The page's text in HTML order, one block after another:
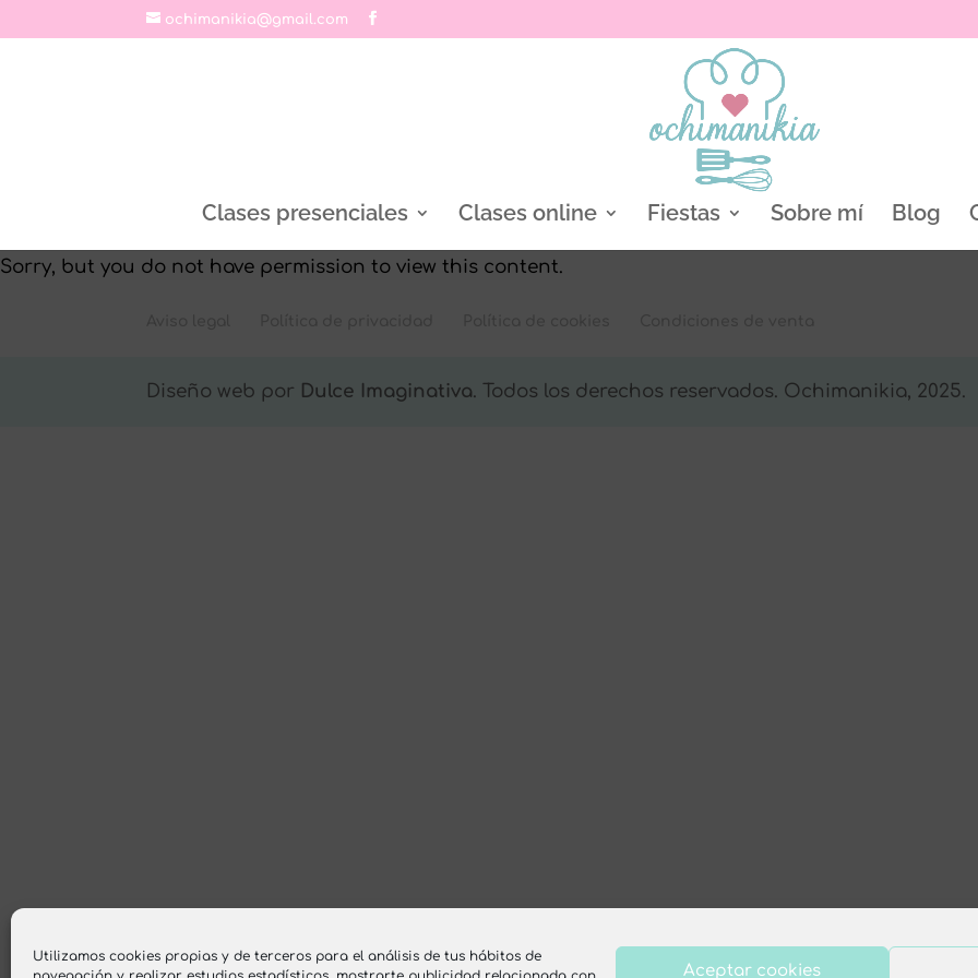
Utilizamos cookies propias y de terceros para el análisis de tus hábitos de
Aceptar cookies
ochimanikia@gmail.com
Clases presenciales Clases online Fiestas Sobre mí Blog
Sorry, but you do not have permission to view this content.
Diseño web por Dulce Imaginativa. Todos los derechos reservados. Ochimanikia, 2025.